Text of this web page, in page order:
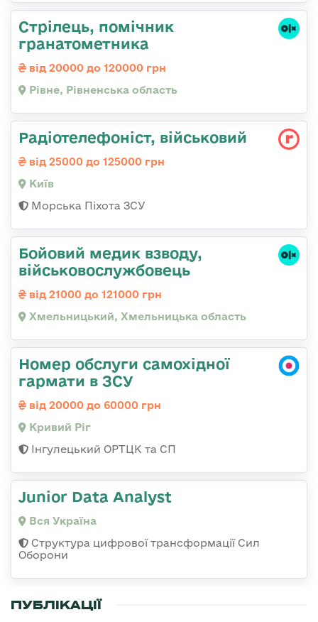
Стрілець, помічник
гранатометника
від 20000 до 120000 грн
Рівне, Рівненська область
Радіотелефоніст, військовий
від 25000 до 125000 грн
Київ
Морська Піхота ЗСУ
Бойовий медик взводу,
військовослужбовець
від 21000 до 121000 грн
Хмельницький, Хмельницька область
Номер обслуги самохідної
гармати в ЗСУ
від 20000 до 60000 грн
Кривий Ріг
Інгулецький ОРТЦК та СП
Junior Data Analyst
Вся Україна
Структура цифрової трансформації Сил
Оборони
ПУБЛІКАЦІЇ